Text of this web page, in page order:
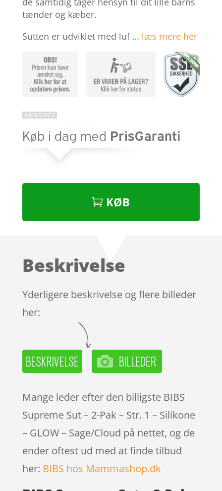
tænder og kæber.
Sutten er udviklet med luf … læs mere her
KØB
Beskrivelse
Yderligere beskrivelse og flere billeder
her:
Mange leder efter den billigste BIBS
Supreme Sut – 2-Pak – Str. 1 – Silikone
– GLOW – Sage/Cloud på nettet, og de
ender oftest ud med at finde tilbud
her: BIBS hos Mammashop.dk